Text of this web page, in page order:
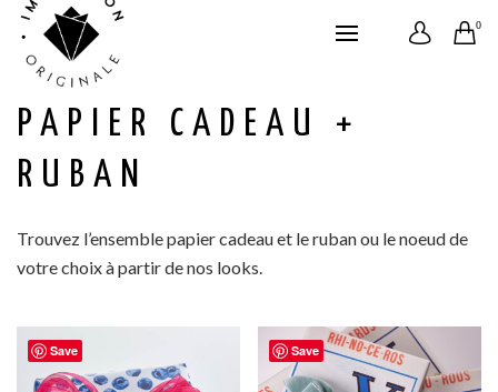
0
PAPIER CADEAU +
RUBAN
Trouvez l’ensemble papier cadeau et le ruban ou le noeud de
votre choix à partir de nos looks.
Save Save